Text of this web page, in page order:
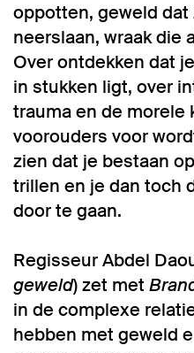
oppotten, geweld dat
neerslaan, wraak die
Over ontdekken dat
in stukken ligt, over
trauma en de morele
voorouders voor
zien dat je bestaan
trillen en je dan toch
door te gaan.
Regisseur Abdel
geweld) zet met
in de complexe
hebben met geweld